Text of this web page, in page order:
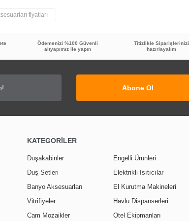
Yorum Yaz
fiyatları
Ödemenizi %100 Güvenli
altyapımız ile yapın
Titizlikle Siparişlerinizi
hazırlayalım
Abone Ol
KATEGORİLER
Duşakabinler
Duş Setleri
Banyo Aksesuarları
Vitrifiyeler
Cam Mozaikler
Engelli Ürünleri
Elektrikli Isıtıcılar
El Kurutma Makineleri
Havlu Dispanserleri
Otel Ekipmanları